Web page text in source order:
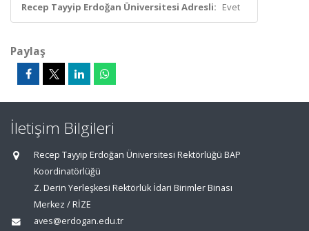
Recep Tayyip Erdoğan Üniversitesi Adresli: Evet
Paylaş
İletişim Bilgileri
Recep Tayyip Erdoğan Üniversitesi Rektörlüğü BAP
Koordinatörlüğü
Z. Derin Yerleşkesi Rektörlük İdari Birimler Binası
Merkez / RİZE
aves@erdogan.edu.tr